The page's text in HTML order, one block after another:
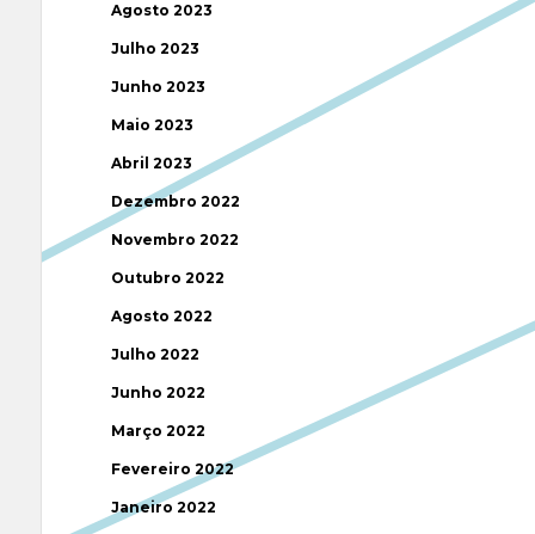
Agosto 2023
Julho 2023
Junho 2023
Maio 2023
Abril 2023
Dezembro 2022
Novembro 2022
Outubro 2022
Agosto 2022
Julho 2022
Junho 2022
Março 2022
Fevereiro 2022
Janeiro 2022